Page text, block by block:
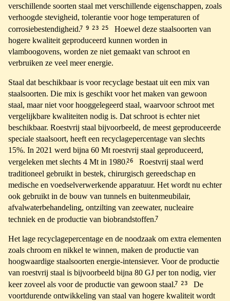
verschillende soorten staal met verschillende eigenschappen, zoals
verhoogde stevigheid, tolerantie voor hoge temperaturen of
corrosiebestendigheid.7 9 23 25
Hoewel deze staalsoorten van
hogere kwaliteit geproduceerd kunnen worden in
vlamboogovens, worden ze niet gemaakt van schroot en
verbruiken ze veel meer energie.
Staal dat beschikbaar is voor recyclage bestaat uit een mix van
staalsoorten. Die mix is geschikt voor het maken van gewoon
staal, maar niet voor hooggelegeerd staal, waarvoor schroot met
vergelijkbare kwaliteiten nodig is. Dat schroot is echter niet
beschikbaar. Roestvrij staal bijvoorbeeld, de meest geproduceerde
speciale staalsoort, heeft een recyclagepercentage van slechts
15%. In 2021 werd bijna 60 Mt roestvrij staal geproduceerd,
vergeleken met slechts 4 Mt in 1980.26
Roestvrij staal werd
traditioneel gebruikt in bestek, chirurgisch gereedschap en
medische en voedselverwerkende apparatuur. Het wordt nu echter
ook gebruikt in de bouw van tunnels en buitenmeubilair,
afvalwaterbehandeling, ontzilting van zeewater, nucleaire
techniek en de productie van biobrandstoffen.7
Het lage recyclagepercentage en de noodzaak om extra elementen
zoals chroom en nikkel te winnen, maken de productie van
hoogwaardige staalsoorten energie-intensiever. Voor de productie
van roestvrij staal is bijvoorbeeld bijna 80 GJ per ton nodig, vier
keer zoveel als voor de productie van gewoon staal.7 23
De
voortdurende ontwikkeling van staal van hogere kwaliteit wordt